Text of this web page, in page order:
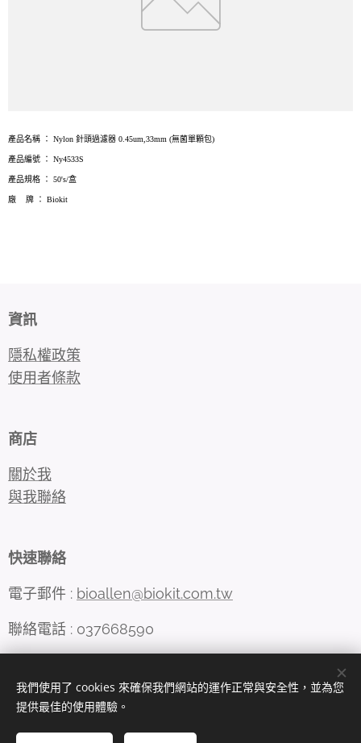
產品名稱 ： Nylon 針頭過濾器 0.45um,33mm (無菌單顆包)
產品編號 ： Ny4533S
產品規格 ： 50's/盒
廠 牌 ： Biokit
資訊
隱私權政策
使用者條款
商店
關於我
與我聯絡
快速聯絡
電子郵件 : bioallen@biokit.com.tw
聯絡電話 : 037668590
語言
我們使用了 cookies 來確保我們網站的運作正常與安全性，並為您
提供最佳的使用體驗。